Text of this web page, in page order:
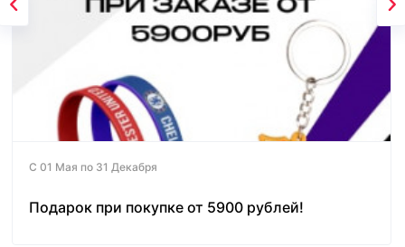
С 01 Мая по 31 Декабря
Подарок при покупке от 5900 рублей!